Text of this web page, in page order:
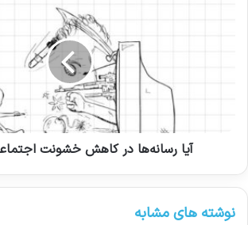
آیا رسانه‌ها در کاهش خشونت
نوشته های مشابه